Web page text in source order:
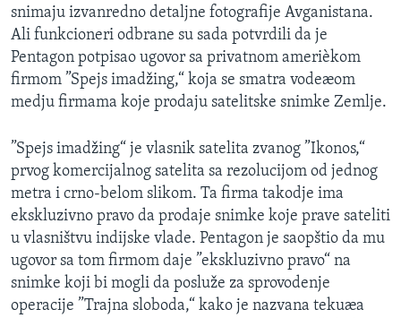
MEDICINA
KULTURA
DRUŠTVO
SPORT
INTERVJU
Jezici
snimaju izvanredno detaljne fotografije Avganistana.
Ali funkcioneri odbrane su sada potvrdili da je
Pentagon potpisao ugovor sa privatnom amerièkom
firmom ”Spejs imadžing,“ koja se smatra vodeæom
medju firmama koje prodaju satelitske snimke Zemlje.
”Spejs imadžing“ je vlasnik satelita zvanog ”Ikonos,“
prvog komercijalnog satelita sa rezolucijom od jednog
metra i crno-belom slikom. Ta firma takodje ima
ekskluzivno pravo da prodaje snimke koje prave sateliti
u vlasništvu indijske vlade. Pentagon je saopštio da mu
ugovor sa tom firmom daje ”ekskluzivno pravo“ na
snimke koji bi mogli da posluže za sprovodenje
operacije ”Trajna sloboda,“ kako je nazvana tekuæa